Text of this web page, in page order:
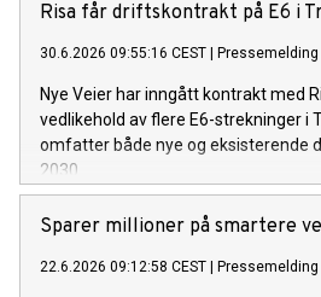
Risa får driftskontrakt på E6 i
30.6.2026 09:55:16 CEST Pressemelding
Nye Veier har inngått kontrakt med
vedlikehold av flere E6-strekninger i
omfatter både nye og eksisterende
2030.
Sparer millioner på smartere
22.6.2026 09:12:58 CEST Pressemelding